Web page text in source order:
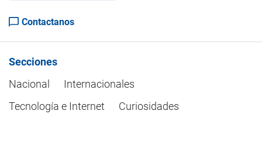
Contactanos
Secciones
Nacional
Internacionales
Tecnología e Internet
Curiosidades